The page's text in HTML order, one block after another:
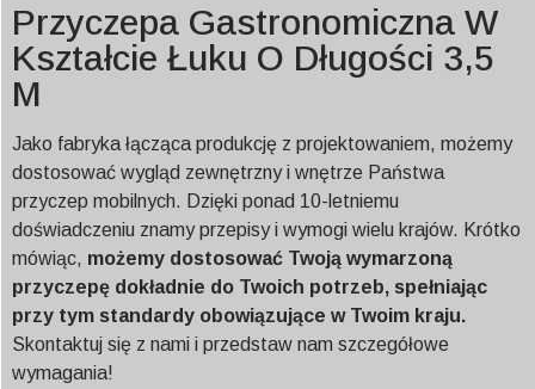
Przyczepa Gastronomiczna W
Kształcie Łuku O Długości 3,5
M
Jako fabryka łącząca produkcję z projektowaniem, możemy
dostosować wygląd zewnętrzny i wnętrze Państwa
przyczep mobilnych. Dzięki ponad 10-letniemu
doświadczeniu znamy przepisy i wymogi wielu krajów. Krótko
mówiąc, możemy dostosować Twoją wymarzoną
przyczepę dokładnie do Twoich potrzeb, spełniając
przy tym standardy obowiązujące w Twoim kraju.
Skontaktuj się z nami i przedstaw nam szczegółowe
wymagania!